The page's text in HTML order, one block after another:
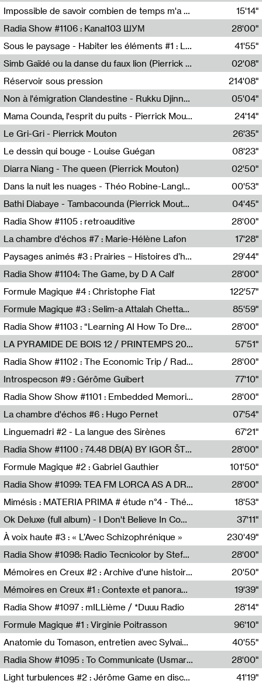
Nastassja Martin
Impossible de savoir combien de temps m'a échappé
Mélanie Blaison,Mateo Cuin
15'14"
Radia Show #1106 : Kanal103 ШУМ
Kanal103
28'00"
Sous le paysage - Habiter les éléments #1 : Les éléments et les débordements du vivant
Nastassja Martin
41'55"
Simb Gaïdé ou la danse du faux lion (Pierrick Mouton)
Pierrick Mouton,Simb Gaïdé
02'08"
Réservoir sous pression
214'08"
Non à l'émigration Clandestine - Rukku Djinne Squad (Eden Tinto Collins)
Eden Tinto Collins,Rukku Djinne
05'04"
Mama Counda, l'esprit du puits - Pierrick Mouton
Pierrick Mouton
24'14"
Le Gri-Gri - Pierrick Mouton
Pierrick Mouton
26'35"
Le dessin qui bouge - Louise Guégan
Louise Guégan
08'23"
Diarra Niang - The queen (Pierrick Mouton)
Pierrick Mouton,Diarra Niang
02'50"
Dans la nuit les nuages - Théo Robine-Langlois
Théo Robine-Langlois,LD Beat
00'53"
Bathi Diabaye - Tambacounda (Pierrick Mouton)
Pierrick Mouton,Bathi Diabaye
04'45"
Radia Show #1105 : retroauditive
Soundart Radio
28'00"
La chambre d'échos #7 : Marie-Hélène Lafon
Revue Les Chambres,Marie-Hélène Lafon
17'28"
Paysages animés #3 : Prairies – Histoires d’herbes et d’humains
Anne Simon
29'44"
Radia Show #1104: The Game, by D A Calf
Radio One NZ
28'00"
Formule Magique #4 : Christophe Fiat
Nathalie Lacroix
122'57"
Formule Magique #3 : Selim-a Attalah Chettaoui
Nathalie Lacroix,Selim-a Attalah Chettaoui
85'59"
Radia Show #1103 : “Learning AI How To Dream” by Sebastian Dingens (Radio Campus Bruxelles)
Radio Campus Bruxelles
28'00"
LA PYRAMIDE DE BOIS 12 / PRINTEMPS 2026
Sammy Stein
57'51"
Radia Show #1102 : The Economic Trip / Radio Grenouille
Radio Grenouille
28'00"
Introspecson #9 : Gérôme Guibert
Pierre Henry,Gérôme Guibert
77'10"
Radia Show Show #1101 : Embedded Memories by Jimmy Peggie / radioart106
Jimmy Peggie,radioart106
28'00"
La chambre d'échos #6 : Hugo Pernet
Revue Les Chambres,Hugo Pernet
07'54"
Linguemadri #2 - La langue des Sirènes
Meris Angioletti
67'21"
Radia Show #1100 : 74.48 DB(A) BY IGOR ŠTROMAJER FOR RADIO X
radio x
28'00"
Formule Magique #2 : Gabriel Gauthier
Nathalie Lacroix,Gabriel Gauthier
101'50"
Radia Show #1099: TEA FM LORCA AS A DREAM
TEAFM
28'00"
Mimésis : MATERIA PRIMA # étude n°4 - Théâtre de l’Aquarium
Francesco Russo,Scuola della Crisi
18'53"
Ok Deluxe (full album) - I Don't Believe In Computing
37'11"
À voix haute #3 : « L’Avec Schizophrénique »
230'49"
Radia Show #1098: Radio Tecnicolor by Stefan Nussbaumer & Georg Zichy (Radio Orange 94.0)
Radio Orange 94.0
28'00"
Mémoires en Creux #2 : Archive d'une histoire artistique
Sophie Auger-Grappin
20'50"
Mémoires en Creux #1 : Contexte et panorama
Sophie Auger-Grappin
19'39"
Radia Show #1097 : mILLième / *Duuu Radio
28'14"
Formule Magique #1 : Virginie Poitrasson
Nathalie Lacroix,Virginie Poitrasson
96'10"
Anatomie du Tomason, entretien avec Sylvain Cardonnel
Loraine Baud,Sylvain Cardonnel
40'55"
Radia Show #1095 : To Communicate (Usmaradio)
Usmaradio
28'00"
Light turbulences #2 : Jérôme Game en discussion avec Thomas Corlin
41'19"